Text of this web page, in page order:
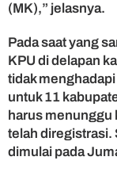
(MK),” jelasnya.
Pada saat yang
KPU di delapan
tidak
untuk 11
harus menunggu
telah diregistrasi.
dimulai pada